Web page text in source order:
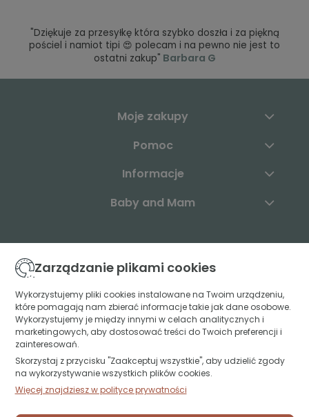
"Dziękuje za przesyłkę która szybko doszła i za piękną
pościel i namiot tipi 😍 polecam i na pewno nie jest to
ostatni zakup" Barbara G
Moje zakupy
Pomoc
Informacje
Baby and Mam
+48 883 003 904
kontakt@babyandmam.pl
Znajdź nas:
15-349 Białystok
Zarządzanie plikami cookies
Wykorzystujemy pliki cookies instalowane na Twoim urządzeniu,
które pomagają nam zbierać informacje takie jak dane osobowe.
Wykorzystujemy je między innymi w celach analitycznych i
marketingowych, aby dostosować treści do Twoich preferencji i
zainteresowań.
Skorzystaj z przycisku "Zaakceptuj wszystkie", aby udzielić zgody
na wykorzystywanie wszystkich plików cookies.
Więcej znajdziesz w polityce prywatności